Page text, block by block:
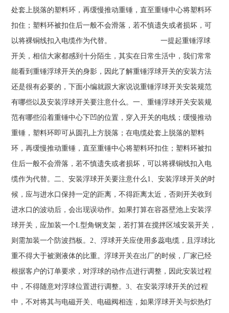
处套上脱落的塑料环，再缓慢推动重锤，直至重锤中心将塑料环
扣住；塑料环被扣住后一般不会滑落，若不慎遗失或者损坏，可
以将裸铜线扣入电缆作为代替。 一提起重锤浮球
开关，相信大家都感到十分陌生，其实在日常生活中，我们常常
能看到重锤浮球开关的身影，因此了解重锤浮球开关的安装方法
还是很有必要的，下面小编就跟大家说说重锤浮球开关安装规范
有哪些以及安装浮球开关要注意什么。一、重锤浮球开关安装规
范有哪些沿着重锤中心下凹的位置，穿入开关的电线；缓慢推动
重锤，塑料环即可从圆孔上方脱落；在电缆处套上脱落的塑料
环，再缓慢推动重锤，直至重锤中心将塑料环扣住；塑料环被扣
住后一般不会滑落，若不慎遗失或者损坏，可以将裸铜线扣入电
缆作为代替。二、安装浮球开关要注意什么1、安装浮球开关的时
候，应与进水口保持一定的距离，不得距离太近，否则开关收到
进水口的波动后，会出现误动作。如果打算在容器壁池上安装浮
球开关，应加装一个L型角钢支架，若打算在搅拌区域安装开关，
则需加装一个防波挡板。2、浮球开关应使用多蕊电缆，且浮球比
重不得大于被测液体的比重。浮球开关在出厂的时候，厂家已经
根据客户的订单要求，对浮球的动作点进行调整，因此安装过程
中，不得随意对浮球位置进行调整。3、在安装浮球开关的过程
中，不对将其与电磁开关、电磁阀相连，如果浮球开关与炽热灯